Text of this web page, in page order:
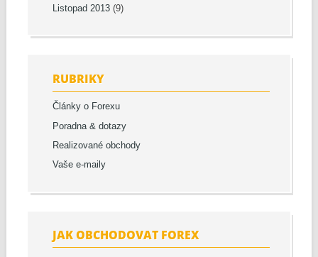
Listopad 2013 (9)
RUBRIKY
Články o Forexu
Poradna & dotazy
Realizované obchody
Vaše e-maily
JAK OBCHODOVAT FOREX